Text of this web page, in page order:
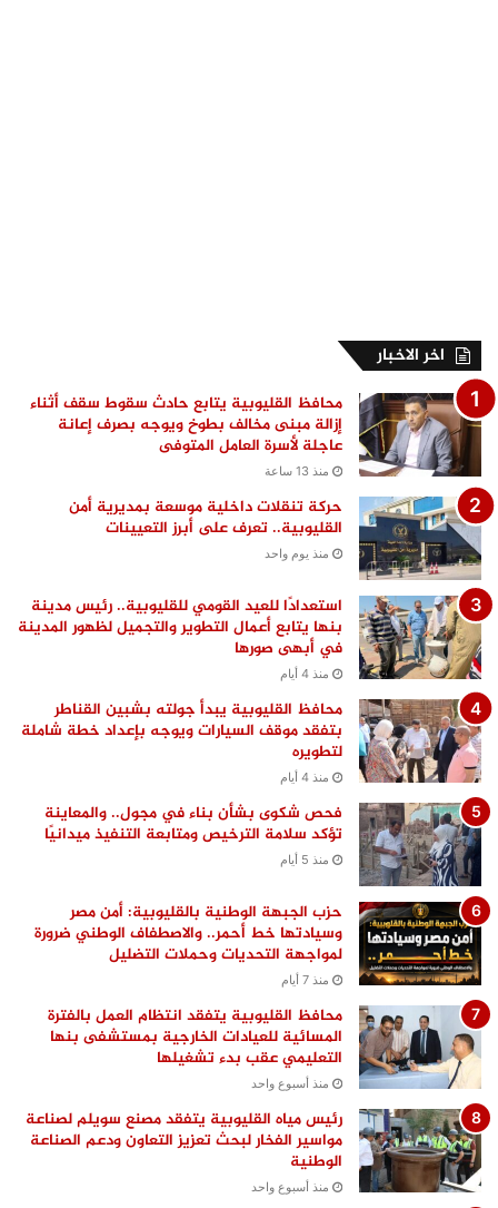
اخر الاخبار
محافظ القليوبية يتابع حادث سقوط سقف أثناء
إزالة مبنى مخالف بطوخ ويوجه بصرف إعانة
عاجلة لأسرة العامل المتوفى
منذ 13 ساعة
حركة تنقلات داخلية موسعة بمديرية أمن
القليوبية.. تعرف على أبرز التعيينات
منذ يوم واحد
استعدادًا للعيد القومي للقليوبية.. رئيس مدينة
بنها يتابع أعمال التطوير والتجميل لظهور المدينة
في أبهى صورها
منذ 4 أيام
محافظ القليوبية يبدأ جولته بشبين القناطر
بتفقد موقف السيارات ويوجه بإعداد خطة شاملة
لتطويره
منذ 4 أيام
فحص شكوى بشأن بناء في مجول.. والمعاينة
تؤكد سلامة الترخيص ومتابعة التنفيذ ميدانيًا
منذ 5 أيام
حزب الجبهة الوطنية بالقليوبية: أمن مصر
وسيادتها خط أحمر.. والاصطفاف الوطني ضرورة
لمواجهة التحديات وحملات التضليل
منذ 7 أيام
محافظ القليوبية يتفقد انتظام العمل بالفترة
المسائية للعيادات الخارجية بمستشفى بنها
التعليمي عقب بدء تشغيلها
منذ أسبوع واحد
رئيس مياه القليوبية يتفقد مصنع سويلم لصناعة
مواسير الفخار لبحث تعزيز التعاون ودعم الصناعة
الوطنية
منذ أسبوع واحد